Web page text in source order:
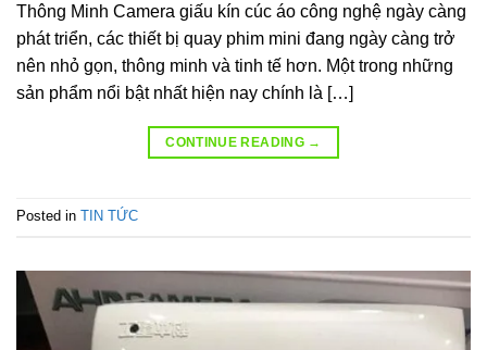
Thông Minh Camera giấu kín cúc áo công nghệ ngày càng
phát triển, các thiết bị quay phim mini đang ngày càng trở
nên nhỏ gọn, thông minh và tinh tế hơn. Một trong những
sản phẩm nổi bật nhất hiện nay chính là […]
CONTINUE READING →
Posted in TIN TỨC